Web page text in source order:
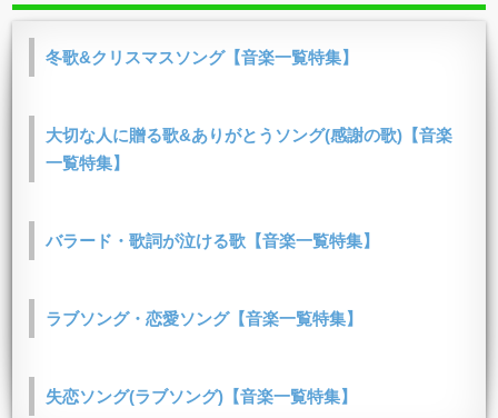
冬歌&クリスマスソング【音楽一覧特集】
大切な人に贈る歌&ありがとうソング(感謝の歌)【音楽
一覧特集】
バラード・歌詞が泣ける歌【音楽一覧特集】
ラブソング・恋愛ソング【音楽一覧特集】
失恋ソング(ラブソング)【音楽一覧特集】